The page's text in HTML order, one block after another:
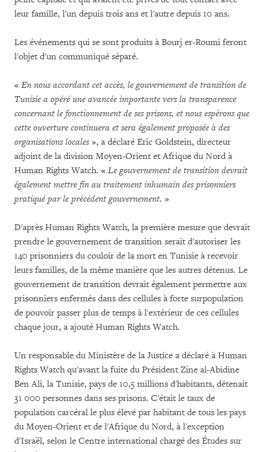
leur famille, l'un depuis trois ans et l'autre depuis 10 ans.
Les événements qui se sont produits à Bourj er-Roumi feront
l'objet d'un communiqué séparé.
« En nous accordant cet accès, le gouvernement de transition de
Tunisie a opéré une avancée importante vers la transparence
concernant le fonctionnement de ses prisons, et nous espérons que
cette ouverture continuera et sera également proposée à des
organisations locales», a déclaré Eric Goldstein, directeur
adjoint de la division Moyen-Orient et Afrique du Nord à
Human Rights Watch. « Le gouvernement de transition devrait
également mettre fin au traitement inhumain des prisonniers
pratiqué par le précédent gouvernement. »
D'après Human Rights Watch, la première mesure que devrait
prendre le gouvernement de transition serait d'autoriser les
140 prisonniers du couloir de la mort en Tunisie à recevoir
leurs familles, de la même manière que les autres détenus. Le
gouvernement de transition devrait également permettre aux
prisonniers enfermés dans des cellules à forte surpopulation
de pouvoir passer plus de temps à l'extérieur de ces cellules
chaque jour, a ajouté Human Rights Watch.
Un responsable du Ministère de la Justice a déclaré à Human
Rights Watch qu'avant la fuite du Président Zine al-Abidine
Ben Ali, la Tunisie, pays de 10,5 millions d'habitants, détenait
31 000 personnes dans ses prisons. C'était le taux de
population carcéral le plus élevé par habitant de tous les pays
du Moyen-Orient et de l'Afrique du Nord, à l'exception
d'Israël, selon le Centre international chargé des Études sur